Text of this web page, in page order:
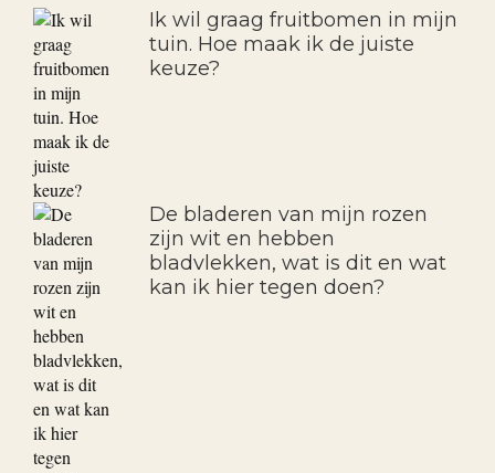
Ik wil graag fruitbomen in mijn
tuin. Hoe maak ik de juiste
keuze?
De bladeren van mijn rozen
zijn wit en hebben
bladvlekken, wat is dit en wat
kan ik hier tegen doen?